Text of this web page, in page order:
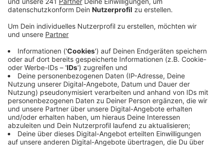
Veröffentlicht:Mittwoch, 03.07.2024 17:47
Anzeige
Bei der Luftsicherheitskontrolle war aufgefallen, dass
die Kinder mehrfach auf Arabisch nach ihrer Mutter
gerufen hatten. Eine Mitarbeiterin des Airports
informierte die Bundespolizisten. Die stellten fest,
dass die in den Niederlanden lebende Mutter nicht
darüber informiert war, dass der Mann die Kinder außer
Landes bringen wollte. Er hatte sie wohl von der